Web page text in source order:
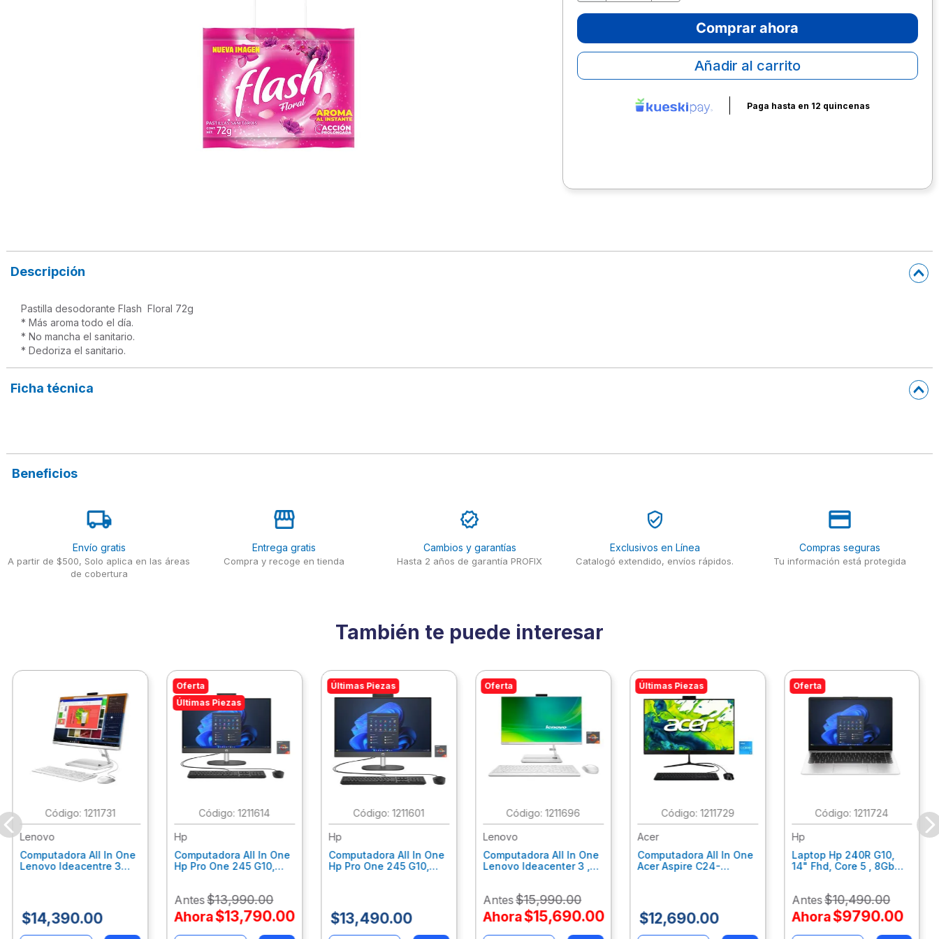
Comprar ahora
Añadir al carrito
Paga hasta en 12 quincenas
Descripción
Pastilla desodorante Flash  Floral 72g
* Más aroma todo el día.
* No mancha el sanitario.
* Dedoriza el sanitario.
Ficha técnica
Beneficios
Envío gratis
A partir de $500, Solo aplica en las áreas
de cobertura
Entrega gratis
Compra y recoge en tienda
Cambios y garantías
Hasta 2 años de garantía PROFIX
Exclusivos en Línea
Catalogó extendido, envíos rápidos.
Compras seguras
Tu información está protegida
También te puede interesar
:1211731
Lenovo
Computadora All In One
Lenovo Ideacentre 3
F0G1014Ald
$14,390.00
Oferta
Últimas Piezas
:1211614
Hp
Computadora All In One
Hp Pro One 245 G10,
Fhd, Win11Home
9P7K6La
Antes$13,990.00
Ahora$13,790.00
Últimas Piezas
:1211601
Hp
Computadora All In One
Hp Pro One 245 G10,
9P7K5La
$13,490.00
Oferta
:1211696
Lenovo
Computadora All In One
Lenovo Ideacenter 3 ,
Fhd, Win11 Home
F0G1014Nld
Antes$15,990.00
Ahora$15,690.00
Últimas Piezas
: 1211729
Acer
Computadora All In One
Acer Aspire C24-
Dq.Bmjal.002
$12,690.00
Oferta
:1211724
Hp
Laptop Hp 240R G10,
14" Fhd, Core 5 , 8Gb
Antes$10,490.00
Ahora$9790.00